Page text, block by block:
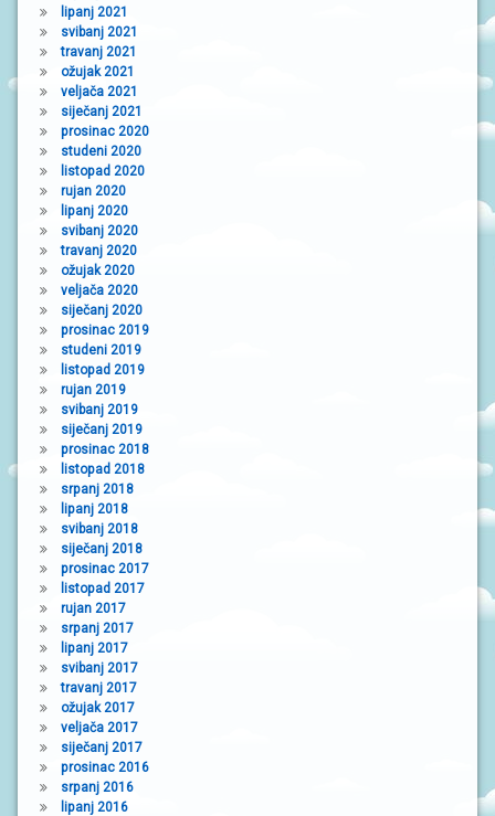
lipanj 2021
svibanj 2021
travanj 2021
ožujak 2021
veljača 2021
siječanj 2021
prosinac 2020
studeni 2020
listopad 2020
rujan 2020
lipanj 2020
svibanj 2020
travanj 2020
ožujak 2020
veljača 2020
siječanj 2020
prosinac 2019
studeni 2019
listopad 2019
rujan 2019
svibanj 2019
siječanj 2019
prosinac 2018
listopad 2018
srpanj 2018
lipanj 2018
svibanj 2018
siječanj 2018
prosinac 2017
listopad 2017
rujan 2017
srpanj 2017
lipanj 2017
svibanj 2017
travanj 2017
ožujak 2017
veljača 2017
siječanj 2017
prosinac 2016
srpanj 2016
lipanj 2016